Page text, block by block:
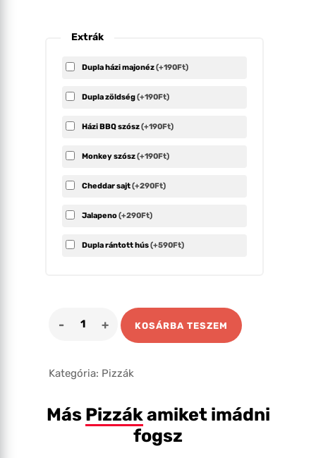
Extrák
Dupla házi majonéz(+190Ft)
Dupla zöldség(+190Ft)
Házi BBQ szósz(+190Ft)
Monkey szósz(+190Ft)
Cheddar sajt(+290Ft)
Jalapeno(+290Ft)
Dupla rántott hús(+590Ft)
Bagett
adag)
mennyiség
KOSÁRBA TESZEM
Kategória: Pizzák
Más Pizzákamiket imádni
fogsz